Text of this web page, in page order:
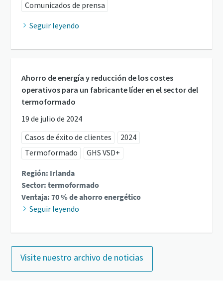
Comunicados de prensa
Seguir leyendo
Ahorro de energía y reducción de los costes
operativos para un fabricante líder en el sector del
termoformado
19 de julio de 2024
Casos de éxito de clientes
2024
Termoformado
GHS VSD+
Región: Irlanda
Sector: termoformado
Ventaja: 70 % de ahorro energético
Seguir leyendo
Visite nuestro archivo de noticias